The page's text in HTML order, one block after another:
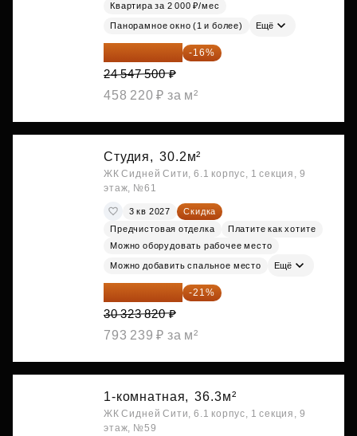
Квартира за 2 000 ₽/мес
Панорамное окно (1 и более) Ещё
20 619 900 ₽ -16%
24 547 500 ₽
458 220 ₽ за м²
Студия, 30.2м²
ЖК Сидней Сити, 6.1 корпус, 1 секция, 9
этаж, №61
3 кв 2027
Скидка
Предчистовая отделка
Платите как хотите
Можно оборудовать рабочее место
Можно добавить спальное место Ещё
23 955 818 ₽ -21%
30 323 820 ₽
793 239 ₽ за м²
1-комнатная, 36.3м²
ЖК Сидней Сити, 6.1 корпус, 1 секция, 9
этаж, №59